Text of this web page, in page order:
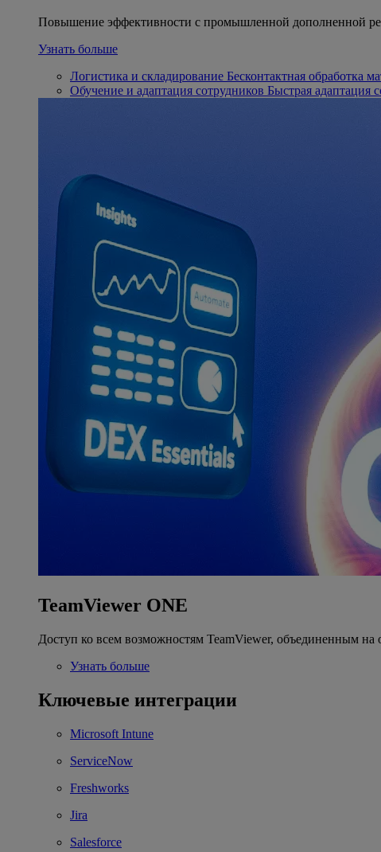
Повышение эффективности с промышленной дополненной
Узнать больше
Логистика и складирование Бесконтактная обработка
Обучение и адаптация сотрудников Быстрая адаптация
TeamViewer ONE
Доступ ко всем возможностям TeamViewer, объединенным на
Узнать больше
Ключевые интеграции
Microsoft Intune
ServiceNow
Freshworks
Jira
Salesforce